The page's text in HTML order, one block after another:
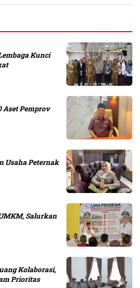
Kunci
Pemprov
Usaha Peternak
Salurkan
Kolaborasi,
Prioritas